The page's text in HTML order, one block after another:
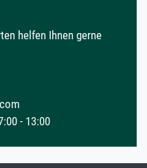
helfen Ihnen gerne
- 13:00